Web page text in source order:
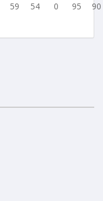
59 54 0 95 90